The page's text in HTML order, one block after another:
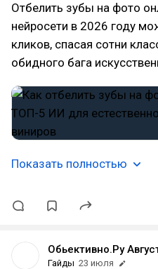
Отбелить зубы на фото
нейросети в 2026 году
кликов, спасая сотни
обидного бага
Показать полностью
Обьективно.Ру
Гайды 23 июля